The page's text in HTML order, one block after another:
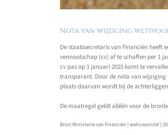
Nota van wijziging
De staatssecretaris van Financiën
vennootschap (cv) af te schaffen per 1
cv pas op 1 januari 2025 komt te
transparant. Door de nota van wijziging
plaats daarvan wordt bij de
De maatregel geldt alléén voor de
Bron:Ministerie van Financiën | wetsvoorstel |